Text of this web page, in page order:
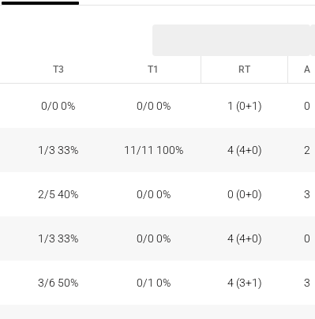
T3 T1 RT A
0/0 0% 0/0 0% 1 (0+1) 0
1/3 33% 11/11 100% 4 (4+0) 2
2/5 40% 0/0 0% 0 (0+0) 3
1/3 33% 0/0 0% 4 (4+0) 0
3/6 50% 0/1 0% 4 (3+1) 3